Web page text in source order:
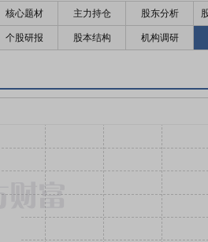
核心题材 主力持仓 股东分析
个股研报 股本结构 机构调研